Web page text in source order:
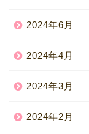
2024年6月
2024年4月
2024年3月
2024年2月